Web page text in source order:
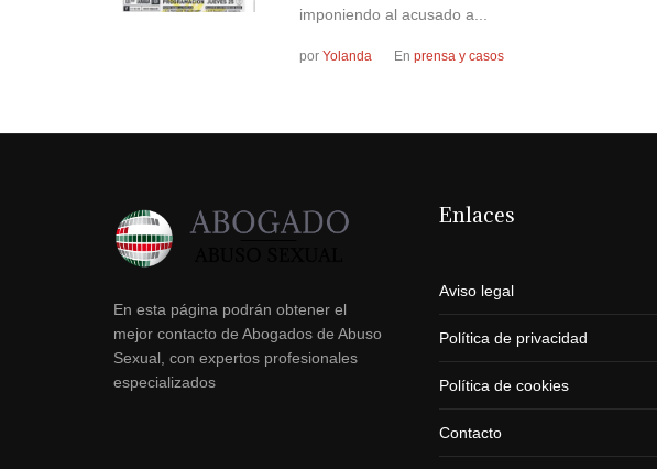
imponiendo al acusado a...
por Yolanda En prensa y casos
En esta página podrán obtener el
mejor contacto de Abogados de Abuso
Sexual, con expertos profesionales
especializados
Enlaces
Aviso legal
Política de privacidad
Política de cookies
Contacto